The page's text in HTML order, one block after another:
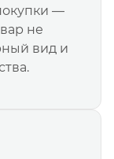
—
не
вид и